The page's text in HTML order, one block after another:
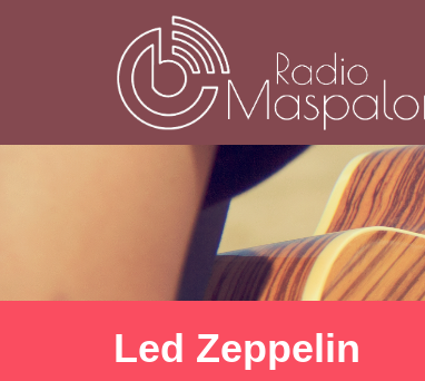
Led Zeppelin